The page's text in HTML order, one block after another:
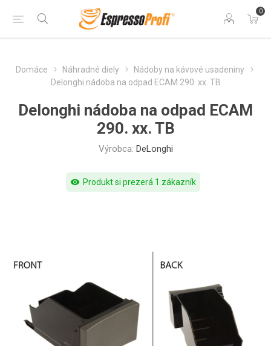
0
Domáce Náhradné diely
Nádoby na kávové usadeniny
Delonghi nádoba na odpad ECAM 290. xx. TB
Delonghi nádoba na odpad ECAM
290. xx. TB
Výrobca: DeLonghi
visibility Produkt si prezerá 1 zákazník